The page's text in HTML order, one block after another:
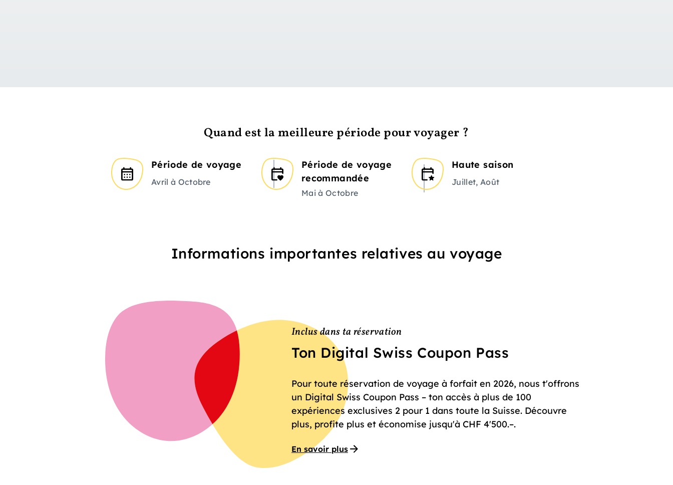
Quand est la meilleure période pour voyager ?
Période de voyage
Avril à Octobre
Période de voyage
recommandée
Mai à Octobre
Haute saison
Juillet, Août
Informations importantes relatives au voyage
Inclus dans ta réservation
Ton Digital Swiss Coupon Pass
Pour toute réservation de voyage à forfait en 2026, nous t'offrons
un Digital Swiss Coupon Pass – ton accès à plus de 100
expériences exclusives 2 pour 1 dans toute la Suisse. Découvre
plus, profite plus et économise jusqu'à CHF 4'500.–.
En savoir plus